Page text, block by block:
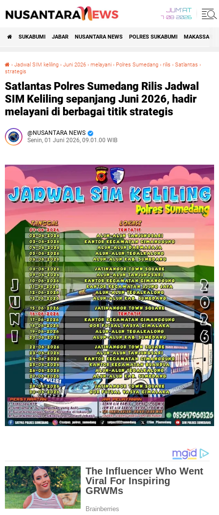
JUM'AT
7•08•2026
SUKABUMI JABAR NUSANTARA NEWS POLRES SUKABUMI MAKASSAR
› Jadwal SIM keliling › Juni 2026 › melayani › Polres Sumedang › rilis › Satlantas ›
strategis
Satlantas Polres Sumedang Rilis Jadwal
SIM Keliling sepanjang Juni 2026, hadir
melayani di berbagai titik strategis
NUSANTARA NEWS
Senin, 01 Juni 2026, 09.01.00 WIB